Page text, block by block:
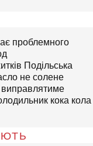
проблемного
Подільська
не солене
виправлятиме
кока кола